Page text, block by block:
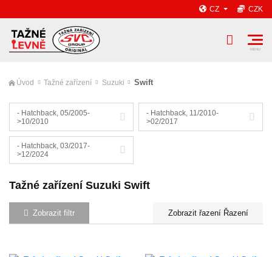
CZ CZK
Úvod Tažné zařízení Suzuki Swift
- Hatchback, 05/2005-
>10/2010
- Hatchback, 11/2010-
>02/2017
- Hatchback, 03/2017-
>12/2024
Tažné zařízení Suzuki Swift
Zobrazit filtr Řazení